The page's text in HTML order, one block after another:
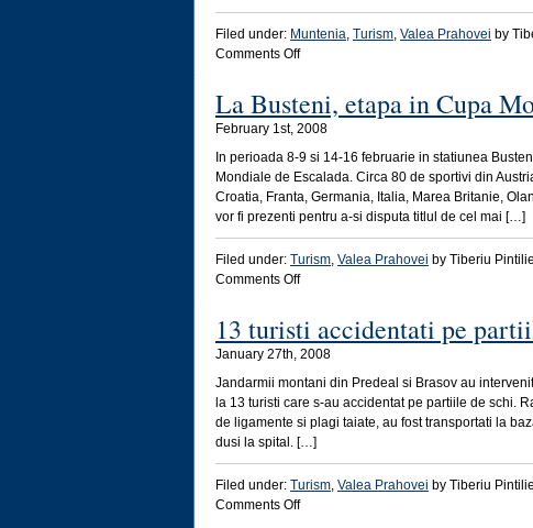
Peles
Filed under: Muntenia, Turism, Valea Prahovei by
Comments Offon
Peles
ar
putea
fi
inscris
pe
lista
La Busteni, etapa in Cupa
February 1st, 2008
In perioada 8-9 si 14-16 februarie in statiunea
Mondiale de Escalada. Circa 80 de sportivi din
Croatia, Franta, Germania, Italia, Marea Britanie,
vor fi prezenti pentru a-si disputa titlul de cel mai […]
Filed under: Turism, Valea Prahovei by Tiberiu Pintilie
Comments Offon
Busteni,
etapa
in
Cupa
Mondiala
de
Escalada
13 turisti accidentati pe
January 27th, 2008
Jandarmii montani din Predeal si Brasov au
la 13 turisti care s-au accidentat pe partiile de schi.
de ligamente si plagi taiate, au fost transportati la
dusi la spital. […]
Filed under: Turism, Valea Prahovei by Tiberiu Pintilie
Comments Offon